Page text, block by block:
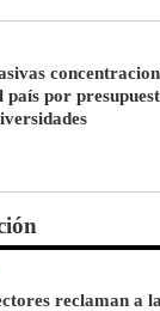
país por
reclaman a